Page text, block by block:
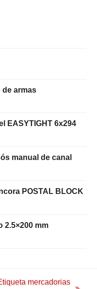
de armas
EASYTIGHT 6x294
manual de canal
POSTAL BLOCK
2.5×200 mm
mercadorias